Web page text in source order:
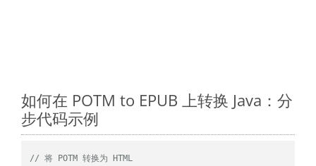
如何在 POTM to EPUB 上转换 Java：分
步代码示例
// 将 POTM 转换为 HTML